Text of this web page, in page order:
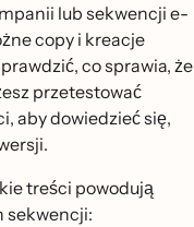
lub sekwencji e-
copy i kreacje
co sprawia, że
przetestować
aby dowiedzieć się,
treści powodują
sekwencji: